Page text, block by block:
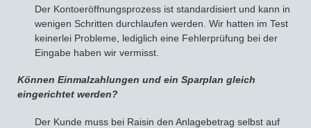
Der Kontoeröffnungsprozess ist standardisiert und kann in
wenigen Schritten durchlaufen werden. Wir hatten im Test
keinerlei Probleme, lediglich eine Fehlerprüfung bei der
Eingabe haben wir vermisst.
Können Einmalzahlungen und ein Sparplan gleich
eingerichtet werden?
Der Kunde muss bei Raisin den Anlagebetrag selbst auf